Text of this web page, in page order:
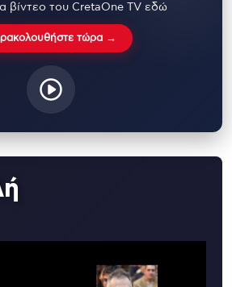
βίντεο του CretaOne TV εδώ
τώρα →